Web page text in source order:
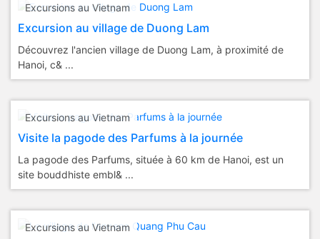
Excursions au Vietnam
Excursion au village de Duong Lam
Découvrez l'ancien village de Duong Lam, à proximité de
Hanoi, c& ...
Excursions au Vietnam
Visite la pagode des Parfums à la journée
La pagode des Parfums, située à 60 km de Hanoi, est un
site bouddhiste embl& ...
Excursions au Vietnam